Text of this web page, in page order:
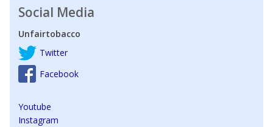
Social Media
Unfairtobacco
Twitter
Facebook
Youtube
Instagram